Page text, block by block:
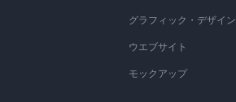
グラフィック・デザイン
ウエブサイト
モックアップ